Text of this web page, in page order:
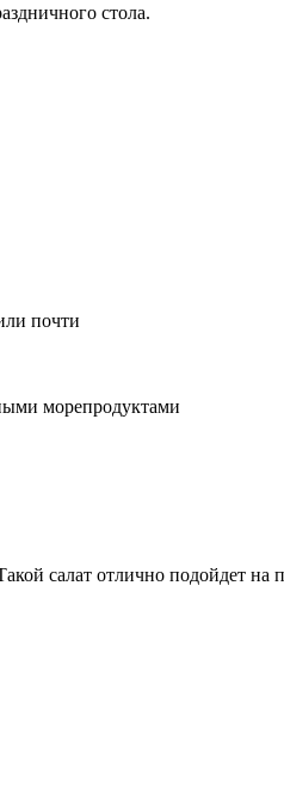
стола.
почти
морепродуктами
салат отлично подойдет на